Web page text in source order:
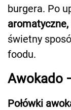
burgera. Po
świetny
foodu.
Awokado
Połówki